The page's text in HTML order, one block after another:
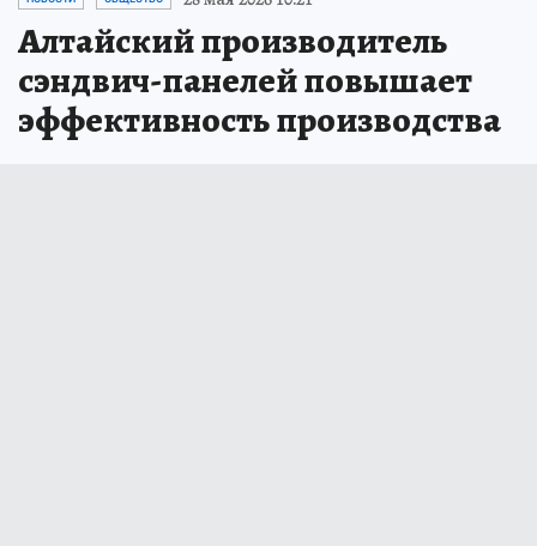
Алтайский производитель
сэндвич-панелей повышает
эффективность производства